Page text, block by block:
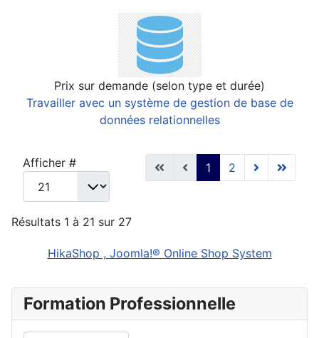
Prix sur demande (selon type et durée)
Travailler avec un système de gestion de base de
données relationnelles
Afficher # 1 2
Résultats 1 à 21 sur 27
HikaShop , Joomla!® Online Shop System
Formation Professionnelle